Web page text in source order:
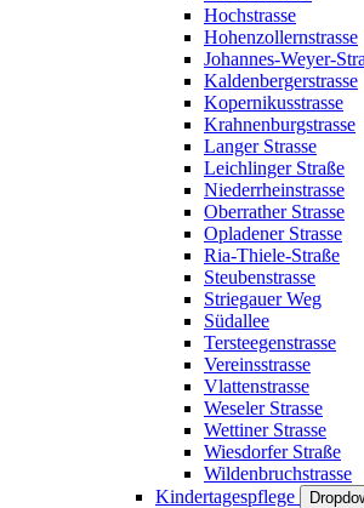
Hochstrasse
Hohenzollernstrasse
Johannes-Weyer-
Kaldenbergerstrasse
Kopernikusstrasse
Krahnenburgstrasse
Langer Strasse
Leichlinger Straße
Niederrheinstrasse
Oberrather Strasse
Opladener Strasse
Ria-Thiele-Straße
Steubenstrasse
Striegauer Weg
Südallee
Tersteegenstrasse
Vereinsstrasse
Vlattenstrasse
Weseler Strasse
Wettiner Strasse
Wiesdorfer Straße
Wildenbruchstrasse
Kindertagespflege